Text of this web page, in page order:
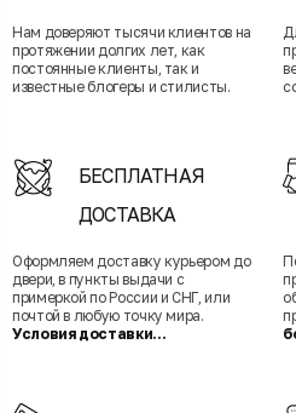
Нам доверяют тысячи клиентов на
протяжении долгих лет, как
постоянные клиенты, так и
известные блогеры и стилисты.
БЕСПЛАТНАЯ
ДОСТАВКА
Оформляем доставку курьером до
двери, в пункты выдачи с
примеркой по России и СНГ, или
почтой в любую точку мира.
Условия доставки...